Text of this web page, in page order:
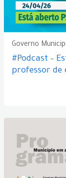
Governo
#Podcast –
professor de